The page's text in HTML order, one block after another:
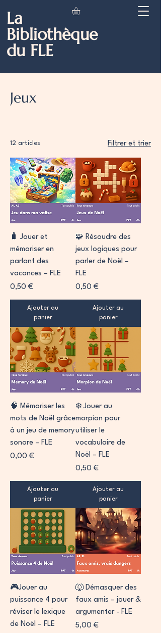
La
Bibliothèque
du FLE
Jeux
12 articles Filtrer et trier
🧳 Jouer et
mémoriser en
parlant des
vacances – FLE
Prix
0,50 €
Ajouter au
panier
🧩 Résoudre des
jeux logiques pour
parler de Noël –
FLE
Prix
0,50 €
Ajouter au
panier
🧠 Mémoriser les
mots de Noël grâce
à un jeu de memory
sonore – FLE
Prix
0,00 €
Ajouter au
panier
❄️ Jouer au
morpion pour
utiliser le
vocabulaire de
Noël – FLE
Prix
0,50 €
Ajouter au
panier
🎮Jouer au
puissance 4 pour
réviser le lexique
de Noël – FLE
🐺 Démasquer des
faux amis – jouer &
argumenter - FLE
Prix
5,00 €